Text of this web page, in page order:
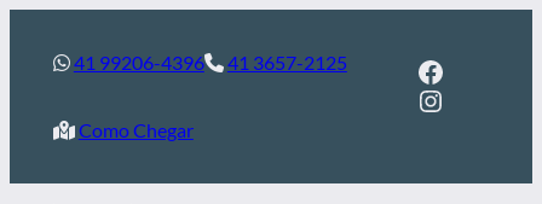
para
conteúdo
41 99206-4396 41 3657-2125
Como Chegar
Facebook
Instagram